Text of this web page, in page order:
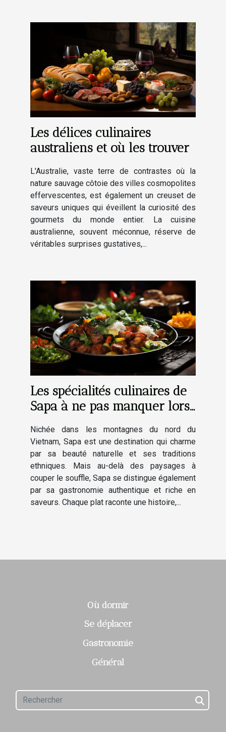
Les délices culinaires
australiens et où les trouver
L'Australie, vaste terre de contrastes où la
nature sauvage côtoie des villes cosmopolites
effervescentes, est également un creuset de
saveurs uniques qui éveillent la curiosité des
gourmets du monde entier. La cuisine
australienne, souvent méconnue, réserve de
véritables surprises gustatives,...
Les spécialités culinaires de
Sapa à ne pas manquer lors
Nichée dans les montagnes du nord du
Vietnam, Sapa est une destination qui charme
par sa beauté naturelle et ses traditions
ethniques. Mais au-delà des paysages à
couper le souffle, Sapa se distingue également
par sa gastronomie authentique et riche en
saveurs. Chaque plat raconte une histoire,...
Où dormir
Se déplacer
Gastronomie
Général